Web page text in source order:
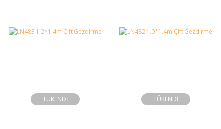
TÜKENDİ TÜKENDİ